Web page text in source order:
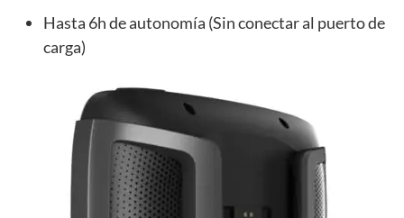
Hasta 6h de autonomía (Sin conectar al puerto de
carga)